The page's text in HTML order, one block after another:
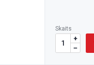
Skaits